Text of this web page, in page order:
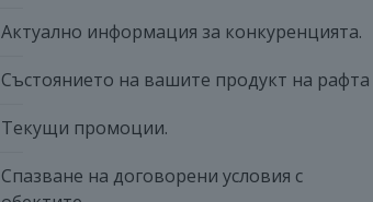
Актуално информация за конкуренцията.
Състоянието на вашите продукт на рафта
Текущи промоции.
Спазване на договорени условия с